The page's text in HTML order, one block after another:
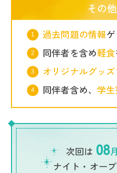
その
過去問題の情報
同伴者を含め軽食
オリジナルグッ
同伴者含め、 学
次回は 08月
ナイト・オー